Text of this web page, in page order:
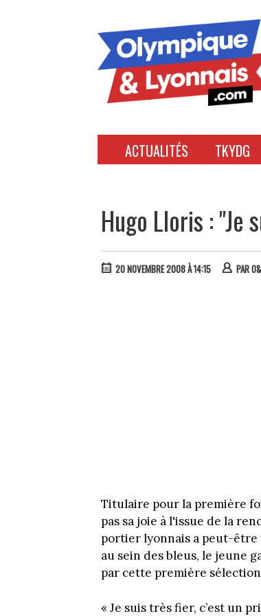
ACTUALITÉS TKYDG
Hugo Lloris : "Je
20 NOVEMBRE 2008 À 14:15 PAR
Titulaire pour la première
pas sa joie à l'issue de la
portier lyonnais a peut-être
au sein des bleus, le jeune
par cette première
« Je suis très fier, c’est un